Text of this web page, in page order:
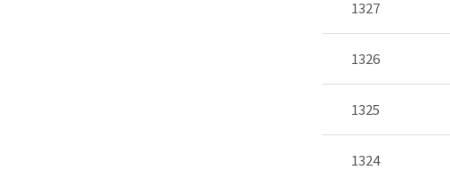
1327
1326
1325
1324